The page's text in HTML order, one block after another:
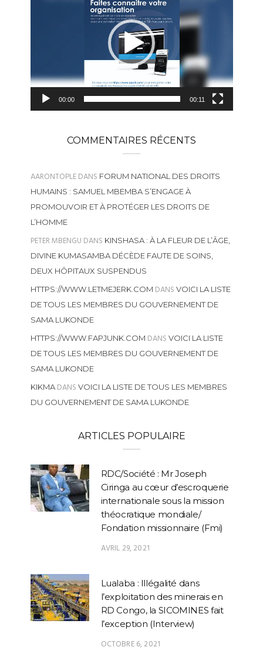
vidéo
00:00 00:11
COMMENTAIRES RÉCENTS
AARONTOPLEDANS FORUM NATIONAL DES DROITS
HUMAINS : SAMUEL MBEMBA S’ENGAGE À
PROMOUVOIR ET À PROTÉGER LES DROITS DE
L’HOMME
PETER MBENGU DANS KINSHASA : À LA FLEUR DE L’ÂGE,
DIVINE KUMASAMBA DÉCÈDE FAUTE DE SOINS,
DEUX HÔPITAUX SUSPENDUS
HTTPS://WWW.LETMEJERK.COM DANS VOICI LA LISTE
DE TOUS LES MEMBRES DU GOUVERNEMENT DE
SAMA LUKONDE
HTTPS://WWW.FAPJUNK.COM DANS VOICI LA LISTE
DE TOUS LES MEMBRES DU GOUVERNEMENT DE
SAMA LUKONDE
KIKMADANS VOICI LA LISTE DE TOUS LES MEMBRES
DU GOUVERNEMENT DE SAMA LUKONDE
ARTICLES POPULAIRE
RDC/Société : Mr Joseph
Ciringa au cœur d’escroquerie
internationale sous la mission
théocratique mondiale/
Fondation missionnaire (Fmi)
AVRIL 29, 2021
Lualaba : Illégalité dans
l’exploitation des minerais en
RD Congo, la SICOMINES fait
l’exception (Interview)
OCTOBRE 6, 2021